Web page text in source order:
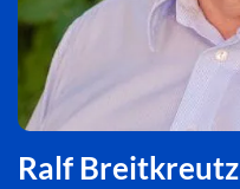
Ralf Breitkreutz